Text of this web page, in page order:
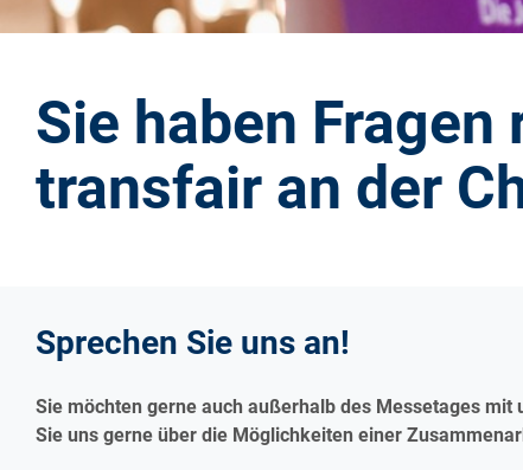
Sie haben
transfair an der
Sprechen Sie uns an!
Sie möchten gerne auch außerhalb des Messetages
Sie uns gerne über die Möglichkeiten einer